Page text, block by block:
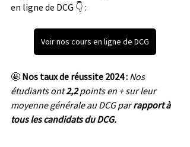
en ligne de DCG 👇 :
Voir nos cours en ligne de DCG
🤩 Nos taux de réussite 2024 : Nos
étudiants ont 2,2 points en + sur leur
moyenne générale au DCG par rapport à
tous les candidats du DCG.